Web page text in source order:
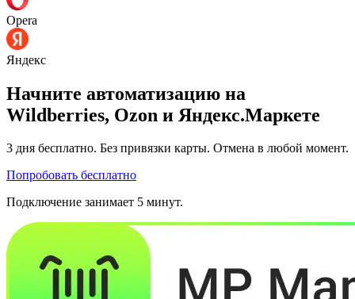
Opera
Яндекс
Начните автоматизацию на
Wildberries, Ozon и Яндекс.Маркете
3 дня бесплатно. Без привязки карты. Отмена в любой момент.
Попробовать бесплатно
Подключение занимает 5 минут.